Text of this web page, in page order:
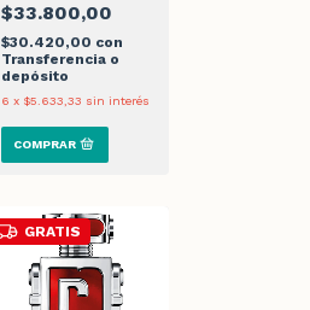
$33.800,00
$30.420,00 con
Transferencia o
depósito
6 x $5.633,33 sin interés
GRATIS